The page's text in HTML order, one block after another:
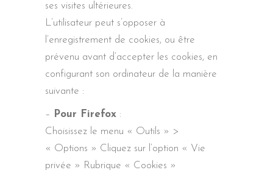
ses visites ultérieures.
L’utilisateur peut s’opposer à
l’enregistrement de cookies, ou être
prévenu avant d’accepter les cookies, en
configurant son ordinateur de la manière
suivante :
– Pour Firefox :
Choisissez le menu « Outils » >
« Options » Cliquez sur l’option « Vie
privée » Rubrique « Cookies »